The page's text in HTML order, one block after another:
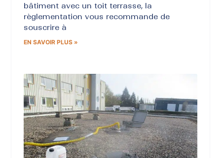
bâtiment avec un toit terrasse, la
règlementation vous recommande de
souscrire à
EN SAVOIR PLUS »